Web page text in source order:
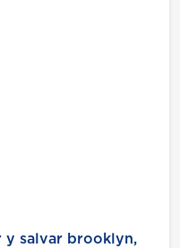
y salvar brooklyn,